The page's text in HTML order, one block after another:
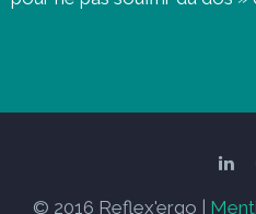
© 2016 Reflex'ergo |